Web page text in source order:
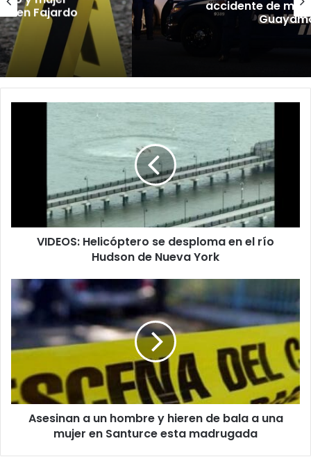
accidente de motocicleta en
Guayama
de
NuevaVIDEOS: Helicóptero se desploma en el río
Hudson de Nueva York
Asesinan
a
un
hombre
bala
a
Asesinan a un hombre y hieren de bala a una
mujer en Santurce esta madrugada